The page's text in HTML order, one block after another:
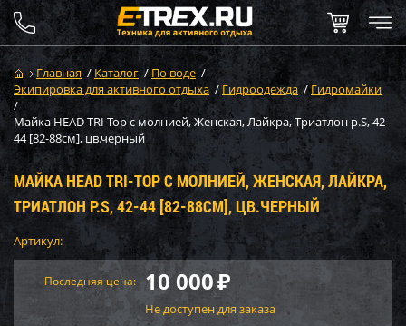
Главная / Каталог / По воде /
Экипировка для активного отдыха / Гидроодежда / Гидромайки
/
Майка HEAD TRI-Top с молнией, Женская, Лайкра, Триатлон р.S, 42-
44 [82-88см], цв.черный
МАЙКА HEAD TRI-TOP С МОЛНИЕЙ, ЖЕНСКАЯ, ЛАЙКРА,
ТРИАТЛОН Р.S, 42-44 [82-88СМ], ЦВ.ЧЕРНЫЙ
Артикул:
Последняя цена: 10 000₽
Не доступен для заказа